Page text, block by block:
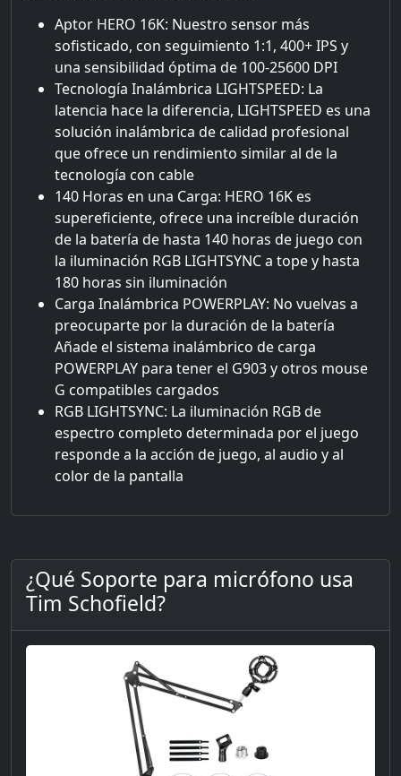
Aptor HERO 16K: Nuestro sensor más
sofisticado, con seguimiento 1:1, 400+ IPS y
una sensibilidad óptima de 100-25600 DPI
Tecnología Inalámbrica LIGHTSPEED: La
latencia hace la diferencia, LIGHTSPEED es una
solución inalámbrica de calidad profesional
que ofrece un rendimiento similar al de la
tecnología con cable
140 Horas en una Carga: HERO 16K es
supereficiente, ofrece una increíble duración
de la batería de hasta 140 horas de juego con
la iluminación RGB LIGHTSYNC a tope y hasta
180 horas sin iluminación
Carga Inalámbrica POWERPLAY: No vuelvas a
preocuparte por la duración de la batería
Añade el sistema inalámbrico de carga
POWERPLAY para tener el G903 y otros mouse
G compatibles cargados
RGB LIGHTSYNC: La iluminación RGB de
espectro completo determinada por el juego
responde a la acción de juego, al audio y al
color de la pantalla
¿Qué Soporte para micrófono usa
Tim Schofield?